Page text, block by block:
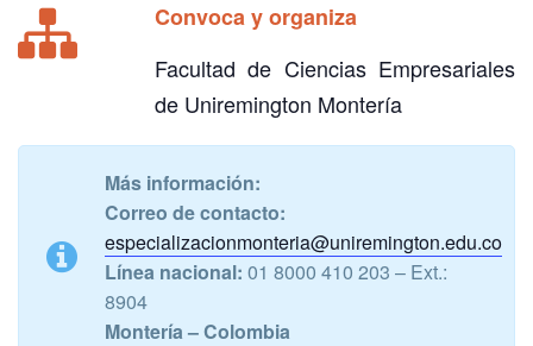
Convoca y organiza
Facultad de Ciencias Empresariales
de Uniremington Montería
Más información:
Correo de contacto:
especializacionmonteria@uniremington.edu.co
Línea nacional: 01 8000 410 203 – Ext.:
8904
Montería – Colombia